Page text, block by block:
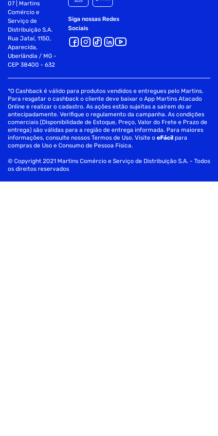
07 | Martins
Comércio e
Serviço de
Distribuição S.A.
Rua Jataí, 1150,
Aparecida,
Uberlândia / MG -
CEP 38400 - 632
Siga nossas Redes
Sociais
*O Cashback é válido para produtos vendidos e entregues pelo Martins.
Para resgatar o cashback o cliente deve baixar o App Martins Atacado
Online e realizar o cadastro. As ações estão sujeitas a saírem do ar
antecipadamente. Verifique o regulamento da campanha. As condições
comerciais (Disponibilidade de Estoque, Preço, Valor do Frete e Prazo de
entrega) são válidas para a região de entrega informada. Para maiores
informações, consulte nossos Termos de Uso. Visite oeFácil para
compras de Uso e Consumo de Pessoa Física.
© Copyright 2021 Martins Comércio e Serviço de Distribuição S.A. - Todos
os direitos reservados